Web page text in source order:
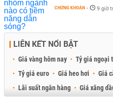
CHỨNG KHOÁN - 9 giờ
LIÊN KẾT NỔI BẬT
Giá vàng hôm nay Tỷ giá ngoại
Tỷ giá euro
Giá heo hơi Giá
Lãi suất ngân hàng
Giá xăng